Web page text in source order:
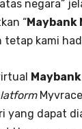
negara”
“
kami
yang dapat